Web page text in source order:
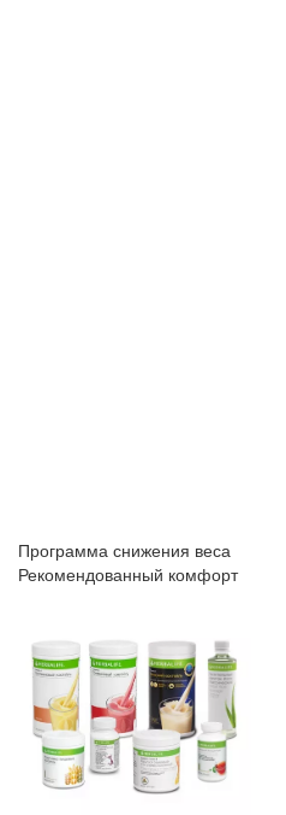
Программа снижения веса
Рекомендованный комфорт